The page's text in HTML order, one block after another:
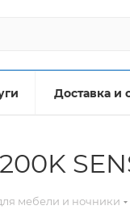
Доставка и
мебели и ночники